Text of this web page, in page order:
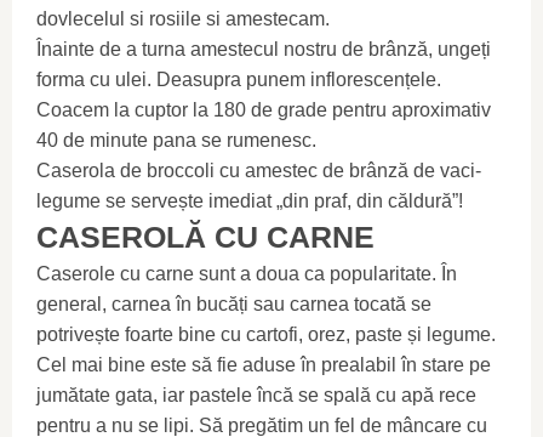
dovlecelul si rosiile si amestecam.
Înainte de a turna amestecul nostru de brânză, ungeți
forma cu ulei. Deasupra punem inflorescențele.
Coacem la cuptor la 180 de grade pentru aproximativ
40 de minute pana se rumenesc.
Caserola de broccoli cu amestec de brânză de vaci-
legume se servește imediat „din praf, din căldură”!
CASEROLĂ CU CARNE
Caserole cu carne sunt a doua ca popularitate. În
general, carnea în bucăți sau carnea tocată se
potrivește foarte bine cu cartofi, orez, paste și legume.
Cel mai bine este să fie aduse în prealabil în stare pe
jumătate gata, iar pastele încă se spală cu apă rece
pentru a nu se lipi. Să pregătim un fel de mâncare cu